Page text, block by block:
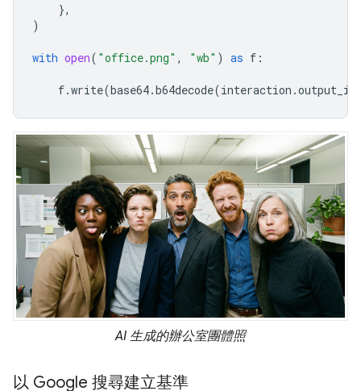
},
)
with open( "office.png" , "wb" ) as f :
f.write(base64.b64decode(interaction .
AI 生成的辦公室團體照
以 Google 搜尋建立基準